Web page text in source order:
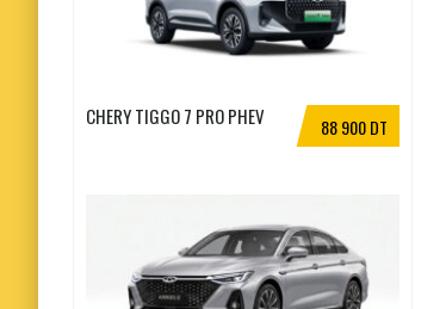
88 900 DT
CHERY TIGGO 7 PRO PHEV